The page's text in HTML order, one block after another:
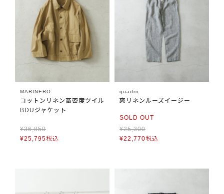
MARINERO
コットンリネン高密度ツイル
BDUジャケット
¥36,850
¥25,795税込
quadro
爽リネンルーズイージー
SOLD OUT
¥25,300
¥22,770税込